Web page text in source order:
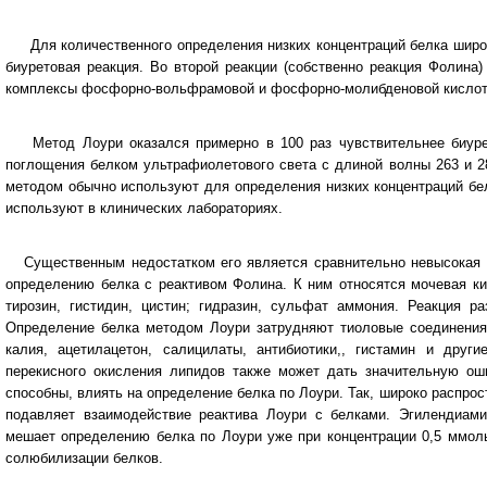
Для количественного определения низких концентраций белка
биуретовая реакция. Во второй реакции (собственно реакция
комплексы фосфорно-вольфрамовой и фосфорно-молибденовой
Метод Лоури оказался примерно в 100 раз чувствительнее
поглощения белком ультрафиолетового света с длиной волны 263
методом обычно используют для определения низких концентраций
используют в клинических лабораториях.
Существенным недостатком его является сравнительно
определению белка с реактивом Фолина. К ним относятся мочевая
тирозин, гистидин, цистин; гидразин, сульфат аммония. Реакция
Определение белка методом Лоури затрудняют тиоловые
калия, ацетилацетон, салицилаты, антибиотики,, гистамин и
перекисного окисления липидов также может дать значительную
способны, влиять на определение белка по Лоури. Так, широко
подавляет взаимодействие реактива Лоури с белками.
мешает определению белка по Лоури уже при концентрации 0,5
солюбилизации белков.